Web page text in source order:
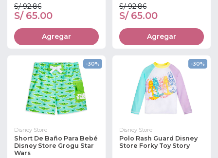
S/ 92.86
S/ 65.00
Agregar
S/ 92.86
S/ 65.00
Agregar
-30%
Disney Store
Short De Baño Para Bebé
Disney Store Grogu Star
Wars
-30%
Disney Store
Polo Rash Guard Disney
Store Forky Toy Story